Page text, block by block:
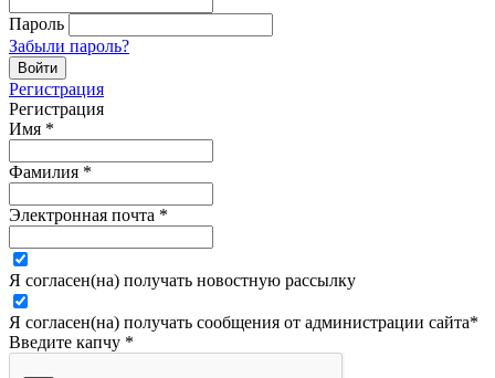
Пароль
Забыли пароль?
Регистрация
Регистрация
Имя *
Фамилия *
Электронная почта *
Я согласен(на) получать новостную рассылку
Я согласен(на) получать сообщения от администрации сайта*
Введите капчу *